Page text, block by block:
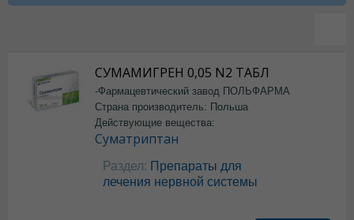
СУМАМИГРЕН 0,05 N2 ТАБЛ
-Фармацевтический завод ПОЛЬФАРМА
Страна производитель: Польша
Действующие вещества:
Суматриптан
Раздел: Препараты для
лечения нервной системы